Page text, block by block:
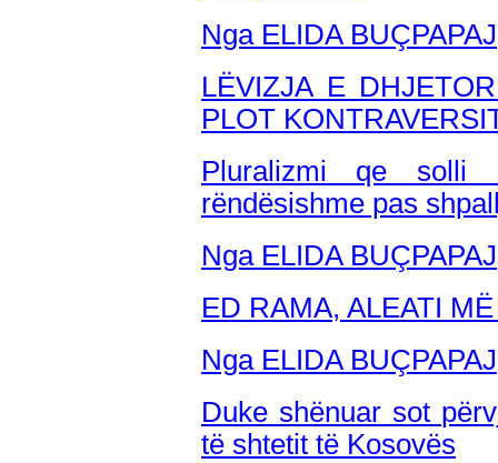
Nga ELIDA BUÇPAPAJ
LËVIZJA E
PLOT
Pluralizmi qe solli
rëndësishme pas
Nga ELIDA BUÇPAPAJ
ED RAMA, ALEATI
Nga ELIDA BUÇPAPAJ
Duke shënuar sot
të shtetit të Kosovës